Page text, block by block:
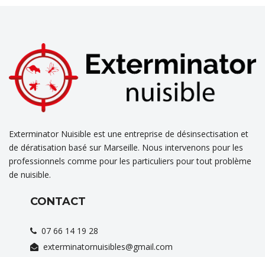
Exterminator Nuisible est une entreprise de désinsectisation et
de dératisation basé sur Marseille. Nous intervenons pour les
professionnels comme pour les particuliers pour tout problème
de nuisible.
CONTACT
07 66 14 19 28
exterminatornuisibles@gmail.com